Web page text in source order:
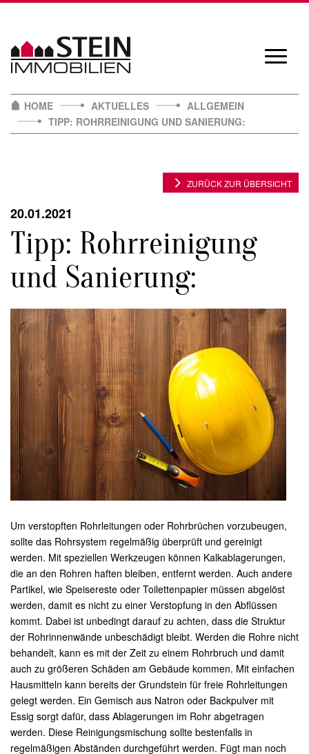
content
HOME
AKTUELLES
ALLGEMEIN
TIPP: ROHRREINIGUNG UND SANIERUNG:
20.01.2021
Tipp: Rohrreinigung
und Sanierung:
ZURÜCK ZUR ÜBERSICHT
Um verstopften Rohrleitungen oder Rohrbrüchen vorzubeugen,
sollte das Rohrsystem regelmäßig überprüft und gereinigt
werden. Mit speziellen Werkzeugen können Kalkablagerungen,
die an den Rohren haften bleiben, entfernt werden. Auch andere
Partikel, wie Speisereste oder Toilettenpapier müssen abgelöst
werden, damit es nicht zu einer Verstopfung in den Abflüssen
kommt. Dabei ist unbedingt darauf zu achten, dass die Struktur
der Rohrinnenwände unbeschädigt bleibt. Werden die Rohre nicht
behandelt, kann es mit der Zeit zu einem Rohrbruch und damit
auch zu größeren Schäden am Gebäude kommen. Mit einfachen
Hausmitteln kann bereits der Grundstein für freie Rohrleitungen
gelegt werden. Ein Gemisch aus Natron oder Backpulver mit
Essig sorgt dafür, dass Ablagerungen im Rohr abgetragen
werden. Diese Reinigungsmischung sollte bestenfalls in
regelmäßigen Abständen durchgeführt werden. Fügt man noch